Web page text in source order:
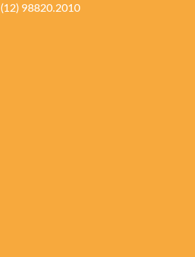
(12) 98820.2010